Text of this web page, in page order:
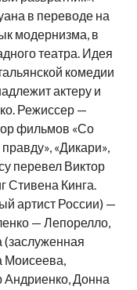
в переводе на
модернизма, в
театра. Идея
комедии
актеру и
Режиссер —
фильмов «Со
«Дикари»,
перевел Виктор
Стивена Кинга.
артист России) —
— Лепорелло,
Моисеева,
Андриенко, Донна